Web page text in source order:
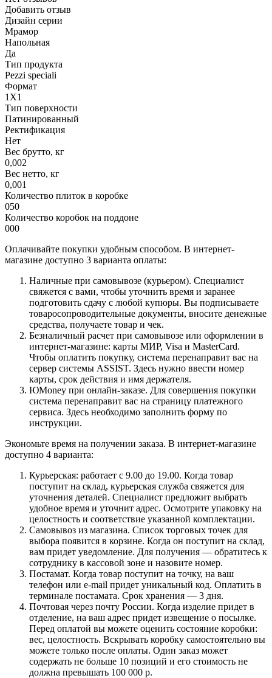
Добавить отзыв
Дизайн серии
Мрамор
Напольная
Да
Тип продукта
Pezzi speciali
Формат
1X1
Тип поверхности
Патинированный
Ректификация
Нет
Вес брутто, кг
0,002
Вес нетто, кг
0,001
Количество плиток в коробке
050
Количество коробок на поддоне
000
Оплачивайте покупки удобным способом. В интернет-
магазине доступно 3 варианта оплаты:
Наличные при самовывозе (курьером). Специалист
свяжется с вами, чтобы уточнить время и заранее
подготовить сдачу с любой купюры. Вы подписываете
товаросопроводительные документы, вносите денежные
средства, получаете товар и чек.
Безналичный расчет при самовывозе или оформлении в
интернет-магазине: карты МИР, Visa и MasterCard.
Чтобы оплатить покупку, система перенаправит вас на
сервер системы ASSIST. Здесь нужно ввести номер
карты, срок действия и имя держателя.
ЮMoney при онлайн-заказе. Для совершения покупки
система перенаправит вас на страницу платежного
сервиса. Здесь необходимо заполнить форму по
инструкции.
Экономьте время на получении заказа. В интернет-магазине
доступно 4 варианта:
Курьерская: работает с 9.00 до 19.00. Когда товар
поступит на склад, курьерская служба свяжется для
уточнения деталей. Специалист предложит выбрать
удобное время и уточнит адрес. Осмотрите упаковку на
целостность и соответствие указанной комплектации.
Самовывоз из магазина. Список торговых точек для
выбора появится в корзине. Когда он поступит на склад,
вам придет уведомление. Для получения — обратитесь к
сотруднику в кассовой зоне и назовите номер.
Постамат. Когда товар поступит на точку, на ваш
телефон или e-mail придет уникальный код. Оплатить в
терминале постамата. Срок хранения — 3 дня.
Почтовая через почту России. Когда изделие придет в
отделение, на ваш адрес придет извещение о посылке.
Перед оплатой вы можете оценить состояние коробки:
вес, целостность. Вскрывать коробку самостоятельно вы
можете только после оплаты. Один заказ может
содержать не больше 10 позиций и его стоимость не
должна превышать 100 000 р.